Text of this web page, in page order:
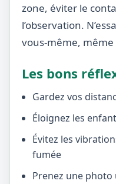
zone, éviter le
l’observation.
vous-même, même
Les bons
Gardez vos
Éloignez les
Évitez les
fumée
Prenez une